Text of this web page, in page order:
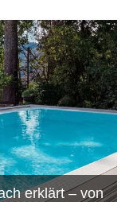
erklärt – von